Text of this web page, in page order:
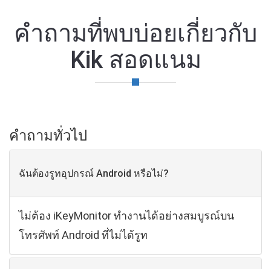
คําถามที่พบบ่อยเกี่ยวกับ
Kik สอดแนม
คําถามทั่วไป
ฉันต้องรูทอุปกรณ์ Android หรือไม่?
ไม่ต้อง iKeyMonitor ทํางานได้อย่างสมบูรณ์บน
โทรศัพท์ Android ที่ไม่ได้รูท